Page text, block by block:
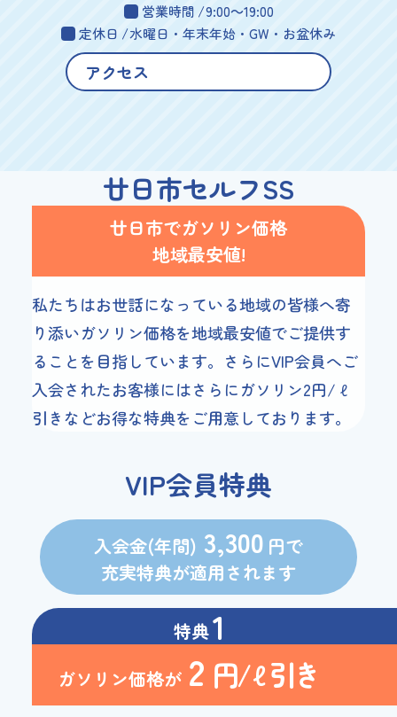
営業時間
9:00～19:00
定休日
水曜日・年末年始・GW・お盆休み
アクセス
廿日市セルフSS
廿日市でガソリン価格
地域最安値!
私たちはお世話になっている地域の皆様へ寄
り添いガソリン価格を地域最安値でご提供す
ることを目指しています。さらにVIP会員へご
入会されたお客様にはさらにガソリン2円/ℓ
引きなどお得な特典をご用意しております。
VIP会員特典
入会金(年間) 3,300 円で
充実特典が適用されます
特典1
ガソリン価格が 2 円/ℓ引き